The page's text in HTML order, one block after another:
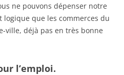
ne pouvons dépenser notre
logique que les commerces du
ville, déjà pas en très bonne
l’emploi.